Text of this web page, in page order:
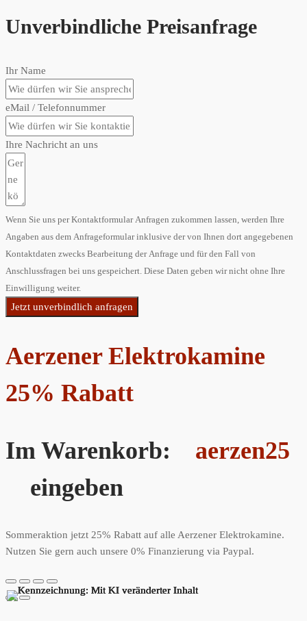
Unverbindliche Preisanfrage
Ihr Name
eMail / Telefonnummer
Ihre Nachricht an uns
Wenn Sie uns per Kontaktformular Anfragen zukommen lassen, werden Ihre
Angaben aus dem Anfrageformular inklusive der von Ihnen dort angegebenen
Kontaktdaten zwecks Bearbeitung der Anfrage und für den Fall von
Anschlussfragen bei uns gespeichert. Diese Daten geben wir nicht ohne Ihre
Einwilligung weiter.
Jetzt unverbindlich anfragen
Aerzener Elektrokamine
25% Rabatt
Im Warenkorb: aerzen25
eingeben
Sommeraktion jetzt 25% Rabatt auf alle Aerzener Elektrokamine.
Nutzen Sie gern auch unsere 0% Finanzierung via Paypal.